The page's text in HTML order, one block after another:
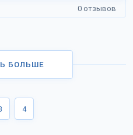
0 отзывов
БОЛЬШЕ
4